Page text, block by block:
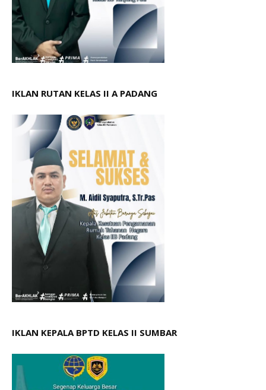
IKLAN RUTAN KELAS II A PADANG
IKLAN KEPALA BPTD KELAS II SUMBAR